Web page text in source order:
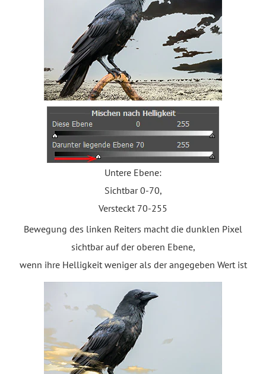
Untere Ebene:
Sichtbar 0-70,
Versteckt 70-255
Bewegung des linken Reiters macht die dunklen Pixel
sichtbar auf der oberen Ebene,
wenn ihre Helligkeit weniger als der angegeben Wert ist